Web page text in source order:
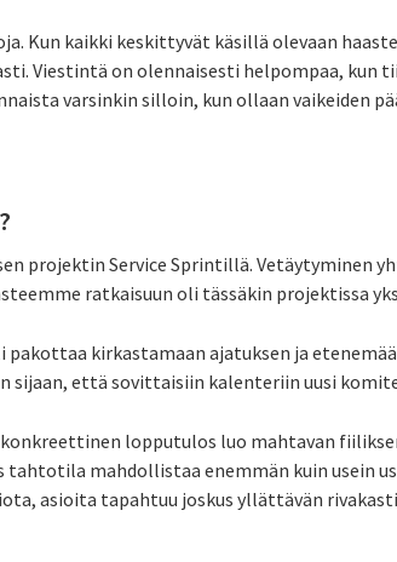
Kun kaikki keskittyvät käsillä olevaan
Viestintä on olennaisesti helpompaa, kun
varsinkin silloin, kun ollaan vaikeiden
projektin Service Sprintillä. Vetäytyminen
ratkaisuun oli tässäkin projektissa
kirkastamaan ajatuksen ja
sijaan, että sovittaisiin kalenteriin uusi
lopputulos luo mahtavan
tahtotila mahdollistaa enemmän kuin usein
asioita tapahtuu joskus yllättävän